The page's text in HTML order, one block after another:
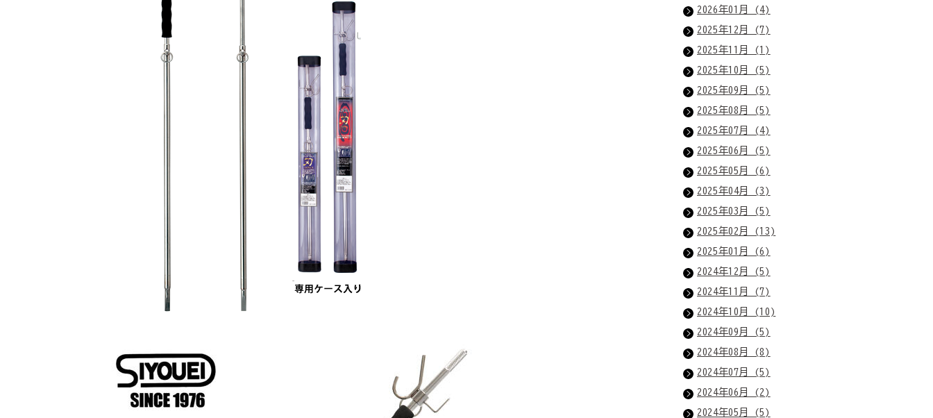
2026年01月 (4)
2025年12月 (7)
2025年11月 (1)
2025年10月 (5)
2025年09月 (5)
2025年08月 (5)
2025年07月 (4)
2025年06月 (5)
2025年05月 (6)
2025年04月 (3)
2025年03月 (5)
2025年02月 (13)
2025年01月 (6)
2024年12月 (5)
2024年11月 (7)
2024年10月 (10)
2024年09月 (5)
2024年08月 (8)
2024年07月 (5)
2024年06月 (2)
2024年05月 (5)